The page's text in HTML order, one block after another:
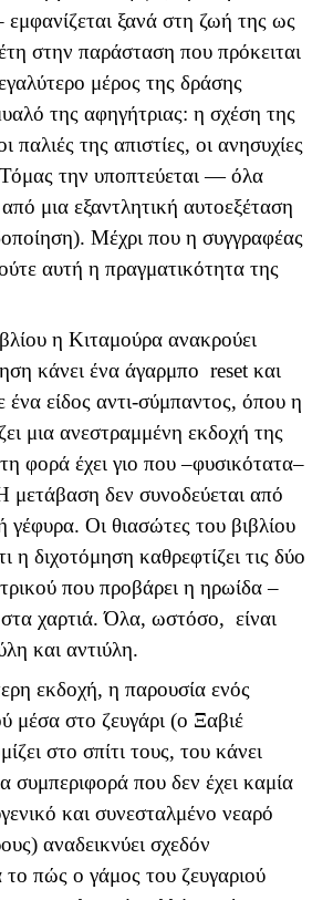
εμφανίζεται ξανά στη ζωή της ως
στην παράσταση που πρόκειται
μέρος της δράσης
της αφηγήτριας: η σχέση της
παλιές της απιστίες, οι ανησυχίες
την υποπτεύεται — όλα
μια εξαντλητική αυτοεξέταση
Μέχρι που η συγγραφέας
αυτή η πραγματικότητα της
η Κιταμούρα ανακρούει
κάνει ένα άγαρμπο reset και
ένα είδος αντι-σύμπαντος, όπου η
μια ανεστραμμένη εκδοχή της
φορά έχει γιο που –φυσικότατα–
μετάβαση δεν συνοδεύεται από
γέφυρα. Οι θιασώτες του βιβλίου
η διχοτόμηση καθρεφτίζει τις δύο
που προβάρει η ηρωίδα –
χαρτιά. Όλα, ωστόσο, είναι
και αντιύλη.
εκδοχή, η παρουσία ενός
μέσα στο ζευγάρι (ο Ξαβιέ
στο σπίτι τους, του κάνει
συμπεριφορά που δεν έχει καμία
και συνεσταλμένο νεαρό
αναδεικνύει σχεδόν
το πώς ο γάμος του ζευγαριού